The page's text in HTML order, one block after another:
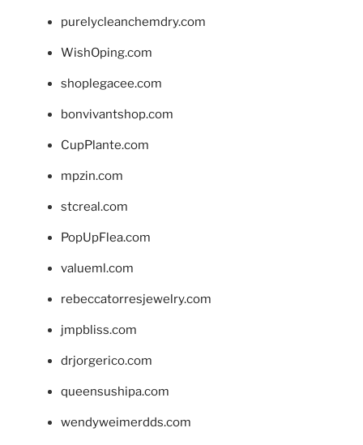
purelycleanchemdry.com
WishOping.com
shoplegacee.com
bonvivantshop.com
CupPlante.com
mpzin.com
stcreal.com
PopUpFlea.com
valueml.com
rebeccatorresjewelry.com
jmpbliss.com
drjorgerico.com
queensushipa.com
wendyweimerdds.com